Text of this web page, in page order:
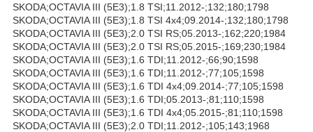
SKODA;OCTAVIA III (5E3);1.8 TSI;11.2012-;132;180;1798
SKODA;OCTAVIA III (5E3);1.8 TSI 4x4;09.2014-;132;180;1798
SKODA;OCTAVIA III (5E3);2.0 TSI RS;05.2013-;162;220;1984
SKODA;OCTAVIA III (5E3);2.0 TSI RS;05.2015-;169;230;1984
SKODA;OCTAVIA III (5E3);1.6 TDI;11.2012-;66;90;1598
SKODA;OCTAVIA III (5E3);1.6 TDI;11.2012-;77;105;1598
SKODA;OCTAVIA III (5E3);1.6 TDI 4x4;09.2014-;77;105;1598
SKODA;OCTAVIA III (5E3);1.6 TDI;05.2013-;81;110;1598
SKODA;OCTAVIA III (5E3);1.6 TDI 4x4;05.2015-;81;110;1598
SKODA;OCTAVIA III (5E3);2.0 TDI;11.2012-;105;143;1968